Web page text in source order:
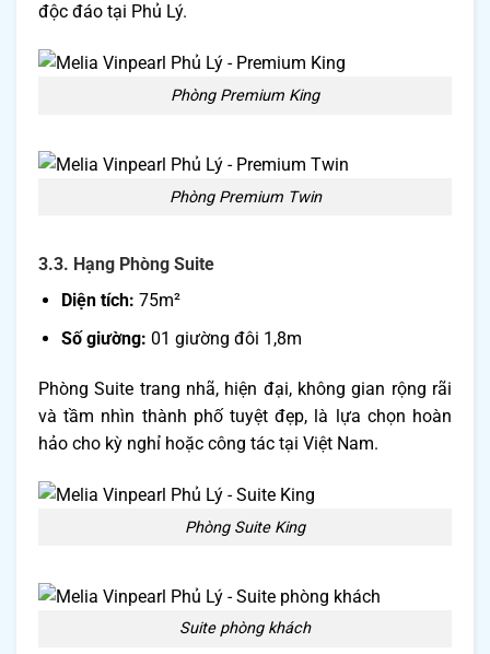
độc đáo tại Phủ Lý.
Phòng Premium King
Phòng Premium Twin
3.3. Hạng Phòng Suite
Diện tích: 75m²
Số giường: 01 giường đôi 1,8m
Phòng Suite trang nhã, hiện đại, không gian rộng rãi
và tầm nhìn thành phố tuyệt đẹp, là lựa chọn hoàn
hảo cho kỳ nghỉ hoặc công tác tại Việt Nam.
Phòng Suite King
Suite phòng khách